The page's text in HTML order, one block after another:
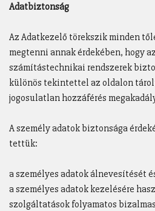
Adatbiztonság
Az Adatkezelő törekszik minden
megtenni annak érdekében, hogy
számítástechnikai rendszerek
különös tekintettel az oldalon
jogosulatlan hozzáférés
A személy adatok biztonsága
tettük:
a személyes adatok álnevesítését
a személyes adatok kezelésére
szolgáltatások folyamatos